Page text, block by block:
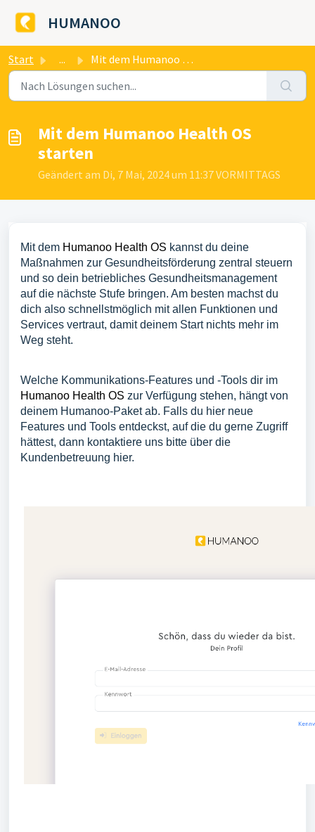
HUMANOO
Start ... Mit dem Humanoo Health OS starten
Mit dem Humanoo Health OS
starten
Geändert am Di, 7 Mai, 2024 um 11:37 VORMITTAGS
Mit dem Humanoo Health OS kannst du deine
Maßnahmen zur Gesundheitsförderung zentral steuern
und so dein betriebliches Gesundheitsmanagement
auf die nächste Stufe bringen. Am besten machst du
dich also schnellstmöglich mit allen Funktionen und
Services vertraut, damit deinem Start nichts mehr im
Weg steht.
Welche Kommunikations-Features und -Tools dir im
Humanoo Health OS zur Verfügung stehen, hängt von
deinem Humanoo-Paket ab. Falls du hier neue
Features und Tools entdeckst, auf die du gerne Zugriff
hättest, dann kontaktiere uns bitte über die
Kundenbetreuung hier.